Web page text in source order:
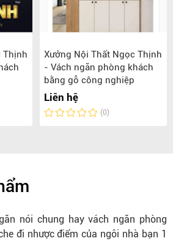
Thịnh
Xưởng Nội Thất Ngọc Thịnh
- Vách ngăn phòng khách
bằng gỗ công nghiệp
Liên hệ
(0)
nói chung hay vách ngăn phòng
đi nhược điểm của ngôi nhà bạn 1